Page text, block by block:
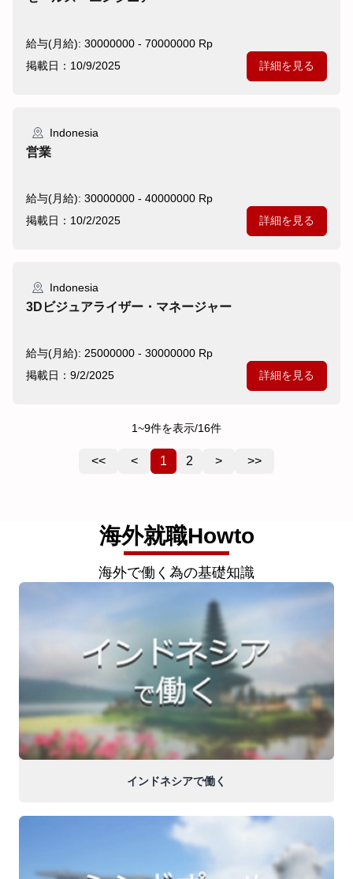
給与(月給): 30000000 - 70000000 Rp
掲載日：10/9/2025
詳細を見る
Indonesia
営業
給与(月給): 30000000 - 40000000 Rp
掲載日：10/2/2025
詳細を見る
Indonesia
3Dビジュアライザー・マネージャー
給与(月給): 25000000 - 30000000 Rp
掲載日：9/2/2025
詳細を見る
1~9件を表示/16件
<< < 1 2 > >>
海外就職Howto
海外で働く為の基礎知識
インドネシアで働く